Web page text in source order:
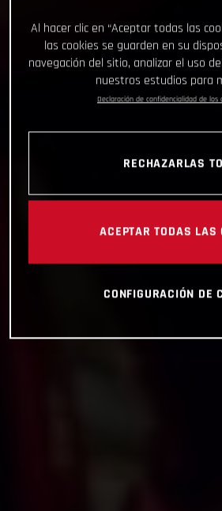
Al hacer clic en “Aceptar todas las
las cookies se guarden en su
navegación del sitio, analizar el uso
nuestros estudios para
Declaración de confidencialidad de los
RECHAZARLAS
ACEPTAR TODAS LAS
CONFIGURACIÓN DE